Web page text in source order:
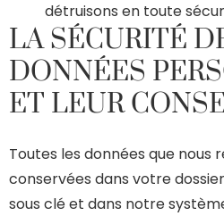
détruisons en toute
LA SÉCURITÉ
DONNÉES
ET LEUR
Toutes les données que nous
conservées dans votre
sous clé et dans notre